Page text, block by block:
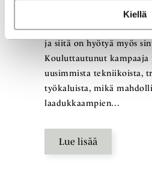
Kiellä
kouluttautumisemme on
ammattitaidon
ja siitä on hyötyä myös
Kouluttautunut kampaaja
uusimmista tekniikoista,
työkaluista, mikä
laadukkaampien…
Lue lisää